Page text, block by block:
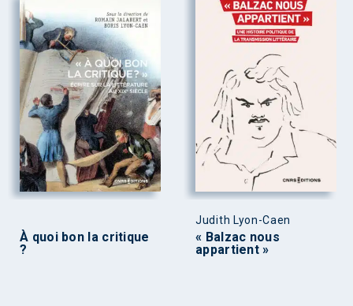
À quoi bon la critique
?
Judith Lyon-Caen
« Balzac nous
appartient »